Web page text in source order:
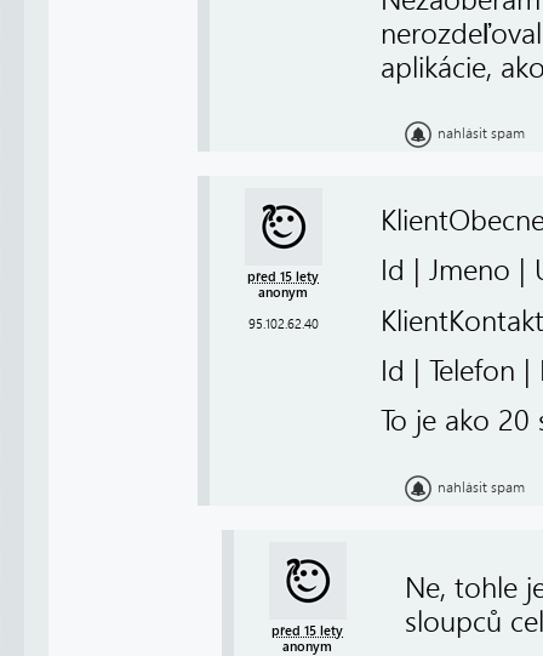
aplikácie,
nahlásit spam
před 15 lety
anonym
95.102.62.40
Id | Jmeno |
Id | Telefon |
To je ako 20
nahlásit spam
před 15 lety
anonym
Ne, tohle
sloupců